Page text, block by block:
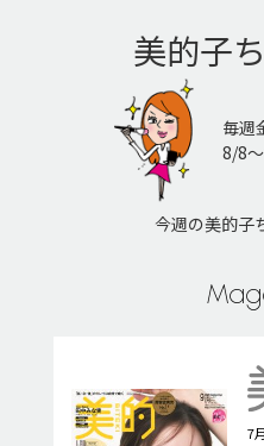
美的子
毎週
8/8
今週の美的子
7